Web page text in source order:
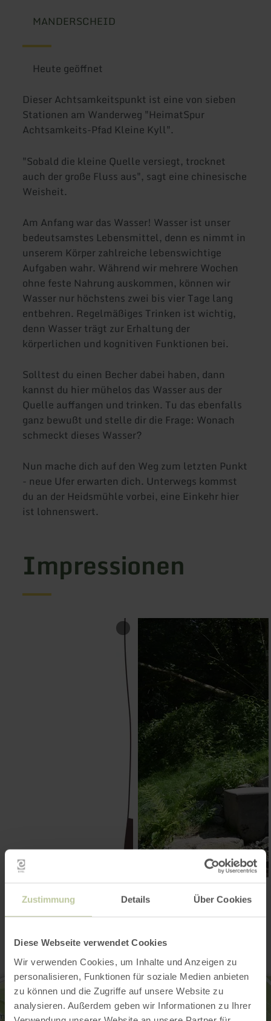
Zustimmung Details Über Cookies
Diese Webseite verwendet Cookies
Wir verwenden Cookies, um Inhalte und Anzeigen zu
personalisieren, Funktionen für soziale Medien anbieten
zu können und die Zugriffe auf unsere Website zu
analysieren. Außerdem geben wir Informationen zu Ihrer
MANDERSCHEID
Heute geöffnet
Dieser Achtsamkeitspunkt ist eine von sieben
Stationen am Wanderweg "HeimatSpur
Achtsamkeits-Pfad Kleine Kyll".
"Sobald die kleine Quelle versiegt, trocknet
auch der große Fluss aus", sagt eine chinesische
Weisheit.
Am Anfang war das Wasser! Wasser ist unser
bedeutsamstes Lebensmittel, denn es nimmt in
unserem Körper zahlreiche lebenswichtige
Aufgaben wahr. Während wir mehrere Wochen
ohne feste Nahrung auskommen, können wir
Wasser nur höchstens zwei bis vier Tage lang
entbehren. Regelmäßiges Trinken ist wichtig,
denn Wasser trägt zur Erhaltung der
körperlichen und kognitiven Funktionen bei.
Solltest du einen Becher dabei haben, dann
kannst du hier mühelos das Wasser aus der
Quelle auffangen und trinken. Tu das ebenfalls
ganz bewußt und stelle dir die Frage: Wonach
schmeckt dieses Wasser?
Nun mache dich auf den Weg zum letzten Punkt
- neue Ufer erwarten dich. Unterwegs kommst
du an der Heidsmühle vorbei, eine Einkehr hier
ist lohnenswert.
Impressionen
Kontakt